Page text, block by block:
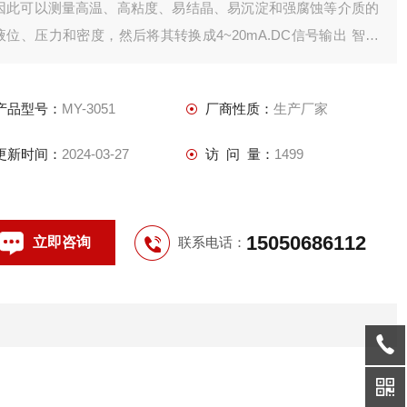
此可以测量高温、高粘度、易结晶、易沉淀和强腐蚀等介质的
位、压力和密度，然后将其转换成4~20mA.DC信号输出 智能
品型号： MY-3051 厂商性质： 生产厂家
新时间： 2024-03-27 访 问 量： 1499
立即咨询 联系电话： 15050686112